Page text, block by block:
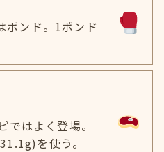
ポンド。1ポンド
はよく登場。
を使う。